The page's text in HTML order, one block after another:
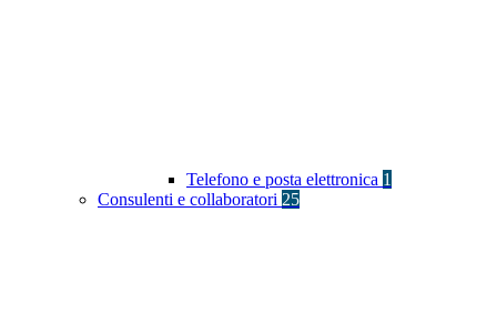
Telefono e posta elettronica 1
Consulenti e collaboratori 25